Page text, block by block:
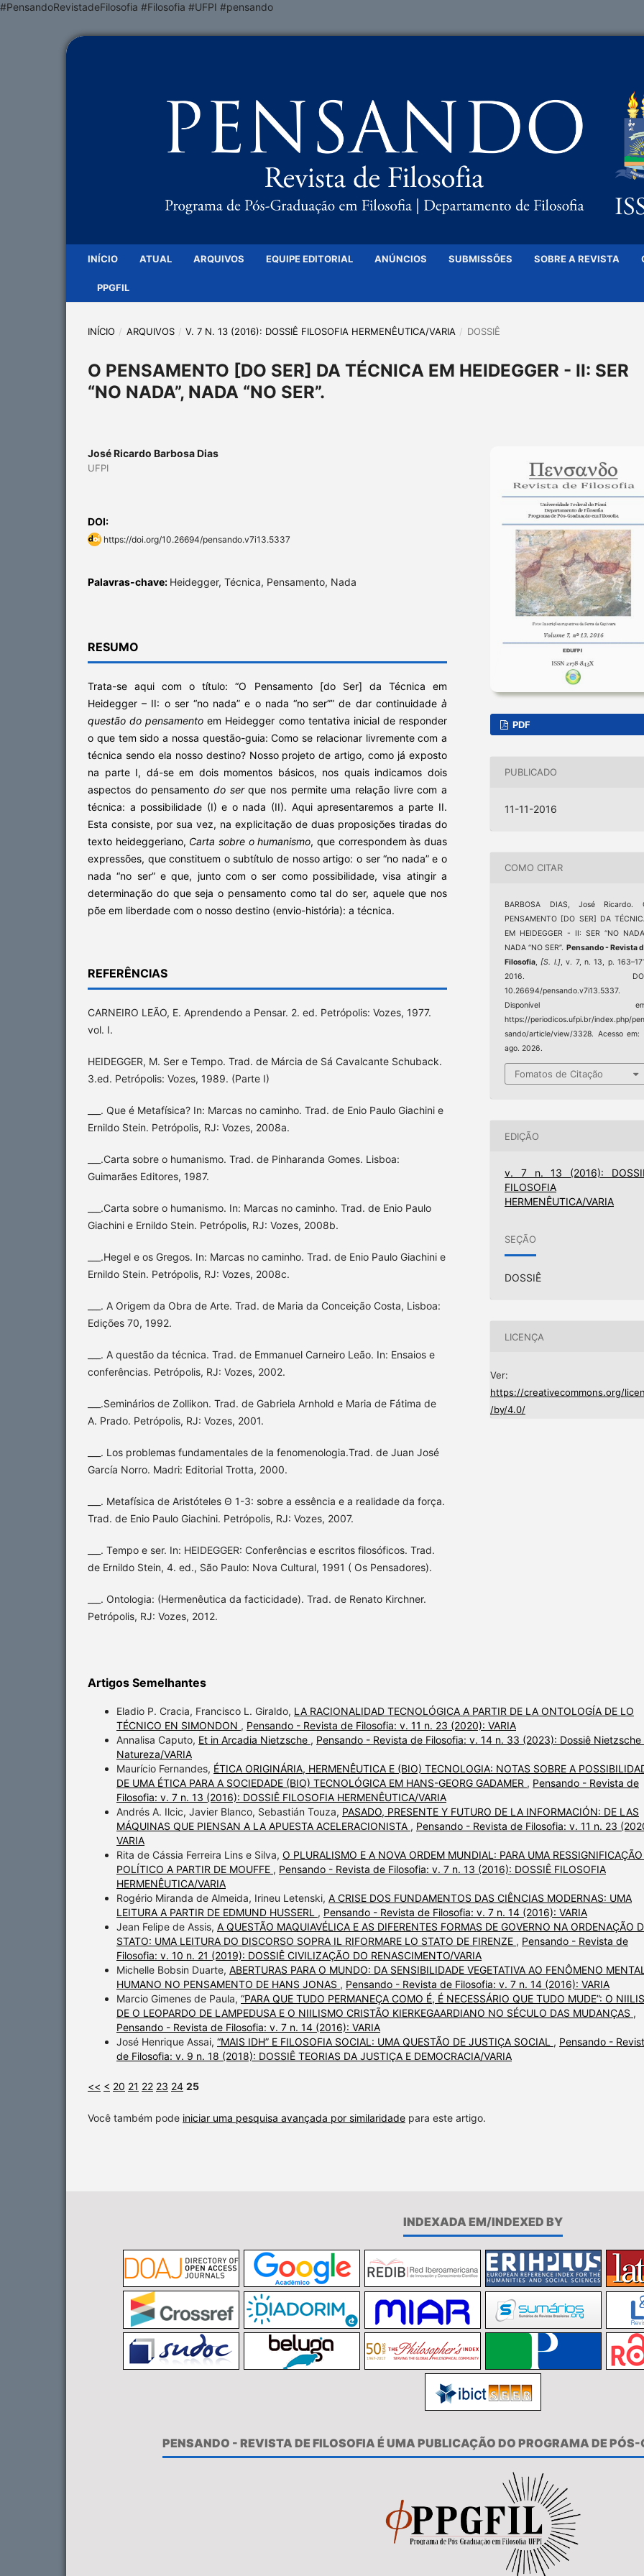
#PensandoRevistadeFilosofia #Filosofia #UFPI #pensando
INÍCIO ATUAL ARQUIVOS EQUIPE EDITORIAL ANÚNCIOS SUBMISSÕES SOBRE A REVISTA
PPGFIL
INÍCIO / ARQUIVOS / V. 7 N. 13 (2016): DOSSIÊ FILOSOFIA HERMENÊUTICA/VARIA / DOSSIÊ
O PENSAMENTO [DO SER] DA TÉCNICA EM HEIDEGGER - II: SER
“NO NADA”, NADA “NO SER”.
José Ricardo Barbosa Dias
UFPI
DOI:
https://doi.org/10.26694/pensando.v7i13.5337
Palavras-chave: Heidegger, Técnica, Pensamento, Nada
RESUMO
Trata-se aqui com o título: “O Pensamento [do Ser] da Técnica em
Heidegger – II: o ser “no nada” e o nada “no ser”” de dar continuidade à
questão do pensamento em Heidegger como tentativa inicial de responder
o que tem sido a nossa questão-guia: Como se relacionar livremente com a
técnica sendo ela nosso destino? Nosso projeto de artigo, como já exposto
na parte I, dá-se em dois momentos básicos, nos quais indicamos dois
aspectos do pensamento do serque nos permite uma relação livre com a
técnica: a possibilidade (I) e o nada (II). Aqui apresentaremos a parte II.
Esta consiste, por sua vez, na explicitação de duas proposições tiradas do
texto heideggeriano, Carta sobre o humanismo, que correspondem às duas
expressões, que constituem o subtítulo de nosso artigo: o ser “no nada” e o
nada “no ser” e que, junto com o ser como possibilidade, visa atingir a
determinação do que seja o pensamento como tal do ser, aquele que nos
põe em liberdade com o nosso destino (envio-história): a técnica.
REFERÊNCIAS
CARNEIRO LEÃO, E. Aprendendo a Pensar. 2. ed. Petrópolis: Vozes, 1977.
vol. I.
HEIDEGGER, M. Ser e Tempo. Trad. de Márcia de Sá Cavalcante Schuback.
3.ed. Petrópolis: Vozes, 1989. (Parte I)
___. Que é Metafísica? In: Marcas no caminho. Trad. de Enio Paulo Giachini e
Ernildo Stein. Petrópolis, RJ: Vozes, 2008a.
___.Carta sobre o humanismo. Trad. de Pinharanda Gomes. Lisboa:
Guimarães Editores, 1987.
___.Carta sobre o humanismo. In: Marcas no caminho. Trad. de Enio Paulo
Giachini e Ernildo Stein. Petrópolis, RJ: Vozes, 2008b.
___.Hegel e os Gregos. In: Marcas no caminho. Trad. de Enio Paulo Giachini e
Ernildo Stein. Petrópolis, RJ: Vozes, 2008c.
___. A Origem da Obra de Arte. Trad. de Maria da Conceição Costa, Lisboa:
Edições 70, 1992.
___. A questão da técnica. Trad. de Emmanuel Carneiro Leão. In: Ensaios e
conferências. Petrópolis, RJ: Vozes, 2002.
___.Seminários de Zollikon. Trad. de Gabriela Arnhold e Maria de Fátima de
A. Prado. Petrópolis, RJ: Vozes, 2001.
___. Los problemas fundamentales de la fenomenologia.Trad. de Juan José
García Norro. Madri: Editorial Trotta, 2000.
___. Metafísica de Aristóteles Θ 1-3: sobre a essência e a realidade da força.
Trad. de Enio Paulo Giachini. Petrópolis, RJ: Vozes, 2007.
___. Tempo e ser. In: HEIDEGGER: Conferências e escritos filosóficos. Trad.
de Ernildo Stein, 4. ed., São Paulo: Nova Cultural, 1991 ( Os Pensadores).
___. Ontologia: (Hermenêutica da facticidade). Trad. de Renato Kirchner.
Petrópolis, RJ: Vozes, 2012.
PDF
PUBLICADO
11-11-2016
COMO CITAR
BARBOSA DIAS, José Ricardo.
PENSAMENTO [DO SER] DA
EM HEIDEGGER - II: SER “NO
NADA “NO SER”. Pensando - Revista
Filosofia,[S. l.], v. 7, n. 13, p.
2016.
10.26694/pensando.v7i13.5337.
Disponível
https://periodicos.ufpi.br/index.php/
sando/article/view/3328. Acesso em:
ago. 2026.
Fomatos de Citação
EDIÇÃO
v. 7 n. 13 (2016):
FILOSOFIA
HERMENÊUTICA/VARIA
SEÇÃO
DOSSIÊ
LICENÇA
Ver:
https://creativecommons.org/
/by/4.0/
Artigos Semelhantes
Eladio P. Cracia, Francisco L. Giraldo, LA RACIONALIDAD TECNOLÓGICA A PARTIR DE LA ONTOLOGÍA DE LO
TÉCNICO EN SIMONDON , Pensando - Revista de Filosofia: v. 11 n. 23 (2020): VARIA
Annalisa Caputo, Et in Arcadia Nietzsche , Pensando - Revista de Filosofia: v. 14 n. 33 (2023): Dossiê Nietzsche
Natureza/VARIA
Maurício Fernandes, ÉTICA ORIGINÁRIA, HERMENÊUTICA E (BIO) TECNOLOGIA: NOTAS SOBRE A
DE UMA ÉTICA PARA A SOCIEDADE (BIO) TECNOLÓGICA EM HANS-GEORG GADAMER , Pensando - Revista de
Filosofia: v. 7 n. 13 (2016): DOSSIÊ FILOSOFIA HERMENÊUTICA/VARIA
Andrés A. Ilcic, Javier Blanco, Sebastián Touza, PASADO, PRESENTE Y FUTURO DE LA INFORMACIÓN: DE LAS
MÁQUINAS QUE PIENSAN A LA APUESTA ACELERACIONISTA , Pensando - Revista de Filosofia: v. 11 n. 23
VARIA
Rita de Cássia Ferreira Lins e Silva, O PLURALISMO E A NOVA ORDEM MUNDIAL: PARA UMA
POLÍTICO A PARTIR DE MOUFFE , Pensando - Revista de Filosofia: v. 7 n. 13 (2016): DOSSIÊ FILOSOFIA
HERMENÊUTICA/VARIA
Rogério Miranda de Almeida, Irineu Letenski, A CRISE DOS FUNDAMENTOS DAS CIÊNCIAS MODERNAS: UMA
LEITURA A PARTIR DE EDMUND HUSSERL , Pensando - Revista de Filosofia: v. 7 n. 14 (2016): VARIA
Jean Felipe de Assis, A QUESTÃO MAQUIAVÉLICA E AS DIFERENTES FORMAS DE GOVERNO NA ORDENAÇÃO
STATO: UMA LEITURA DO DISCORSO SOPRA IL RIFORMARE LO STATO DE FIRENZE , Pensando - Revista de
Filosofia: v. 10 n. 21 (2019): DOSSIÊ CIVILIZAÇÃO DO RENASCIMENTO/VARIA
Michelle Bobsin Duarte, ABERTURAS PARA O MUNDO: DA SENSIBILIDADE VEGETATIVA AO FENÔMENO
HUMANO NO PENSAMENTO DE HANS JONAS , Pensando - Revista de Filosofia: v. 7 n. 14 (2016): VARIA
Marcio Gimenes de Paula, “PARA QUE TUDO PERMANEÇA COMO É, É NECESSÁRIO QUE TUDO MUDE”: O
DE O LEOPARDO DE LAMPEDUSA E O NIILISMO CRISTÃO KIERKEGAARDIANO NO SÉCULO DAS MUDANÇAS ,
Pensando - Revista de Filosofia: v. 7 n. 14 (2016): VARIA
José Henrique Assai, “MAIS IDH” E FILOSOFIA SOCIAL: UMA QUESTÃO DE JUSTIÇA SOCIAL , Pensando -
de Filosofia: v. 9 n. 18 (2018): DOSSIÊ TEORIAS DA JUSTIÇA E DEMOCRACIA/VARIA
<< < 20 21 22 23 24 25
Você também pode iniciar uma pesquisa avançada por similaridade para este artigo.
INDEXADA EM/INDEXED BY
PENSANDO - REVISTA DE FILOSOFIA É UMA PUBLICAÇÃO DO PROGRAMA DE